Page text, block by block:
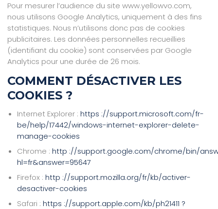
Pour mesurer l’audience du site www.yellowvo.com,
nous utilisons Google Analytics, uniquement à des fins
statistiques. Nous n’utilisons donc pas de cookies
publicitaires. Les données personnelles recueillies
(identifiant du cookie) sont conservées par Google
Analytics pour une durée de 26 mois.
COMMENT DÉSACTIVER LES
COOKIES ?
Internet Explorer : https ://support.microsoft.com/fr-
be/help/17442/windows-internet-explorer-delete-
manage-cookies
Chrome : http ://support.google.com/chrome/bin/
hl=fr&answer=95647
Firefox : http ://support.mozilla.org/fr/kb/activer-
desactiver-cookies
Safari : https ://support.apple.com/kb/ph21411 ?